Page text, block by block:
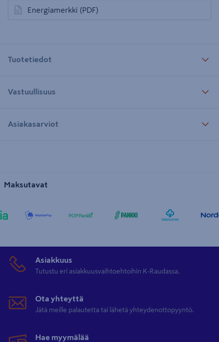
Energiamerkki (PDF)
avautuu uuteen välilehteen
Tuotetiedot
Vastuullisuus
Asiakasarviot
Maksutavat
Asiakkuus
Tutustu eri asiakkuusvaihtoehtoihin K-Raudassa.
Ota yhteyttä
Jätä meille palautetta tai lähetä yhteydenottopyyntö.
Hae myymälää